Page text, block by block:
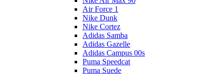
Air Force 1
Nike Dunk
Nike Cortez
Adidas Samba
Adidas Gazelle
Adidas Campus 00s
Puma Speedcat
Puma Suede